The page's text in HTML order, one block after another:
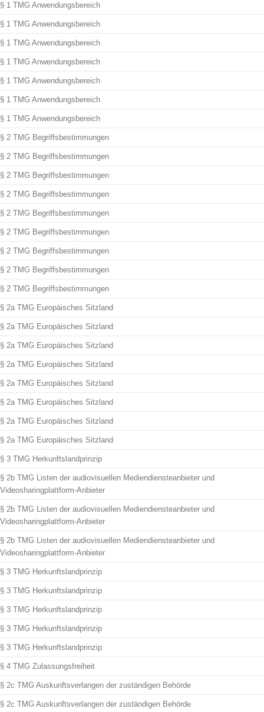
§ 1 TMG Anwendungsbereich
§ 1 TMG Anwendungsbereich
§ 1 TMG Anwendungsbereich
§ 1 TMG Anwendungsbereich
§ 1 TMG Anwendungsbereich
§ 1 TMG Anwendungsbereich
§ 1 TMG Anwendungsbereich
§ 2 TMG Begriffsbestimmungen
§ 2 TMG Begriffsbestimmungen
§ 2 TMG Begriffsbestimmungen
§ 2 TMG Begriffsbestimmungen
§ 2 TMG Begriffsbestimmungen
§ 2 TMG Begriffsbestimmungen
§ 2 TMG Begriffsbestimmungen
§ 2 TMG Begriffsbestimmungen
§ 2 TMG Begriffsbestimmungen
§ 2a TMG Europäisches Sitzland
§ 2a TMG Europäisches Sitzland
§ 2a TMG Europäisches Sitzland
§ 2a TMG Europäisches Sitzland
§ 2a TMG Europäisches Sitzland
§ 2a TMG Europäisches Sitzland
§ 2a TMG Europäisches Sitzland
§ 2a TMG Europäisches Sitzland
§ 3 TMG Herkunftslandprinzip
§ 2b TMG Listen der audiovisuellen Mediendiensteanbieter und
Videosharingplattform-Anbieter
§ 2b TMG Listen der audiovisuellen Mediendiensteanbieter und
Videosharingplattform-Anbieter
§ 2b TMG Listen der audiovisuellen Mediendiensteanbieter und
Videosharingplattform-Anbieter
§ 3 TMG Herkunftslandprinzip
§ 3 TMG Herkunftslandprinzip
§ 3 TMG Herkunftslandprinzip
§ 3 TMG Herkunftslandprinzip
§ 3 TMG Herkunftslandprinzip
§ 4 TMG Zulassungsfreiheit
§ 2c TMG Auskunftsverlangen der zuständigen Behörde
§ 2c TMG Auskunftsverlangen der zuständigen Behörde